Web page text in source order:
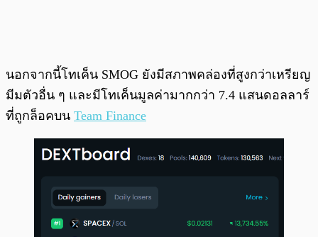
นอกจากนี้โทเค็น SMOG ยังมีสภาพคล่องที่สูงกว่าเหรียญ
มีมตัวอื่น ๆ และมีโทเค็นมูลค่ามากกว่า 7.4 แสนดอลลาร์
ที่ถูกล็อคบน Team Finance